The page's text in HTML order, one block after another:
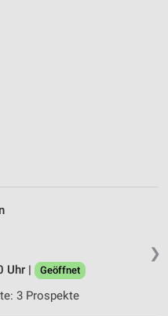
❯
Uhr |
Geöffnet
3 Prospekte